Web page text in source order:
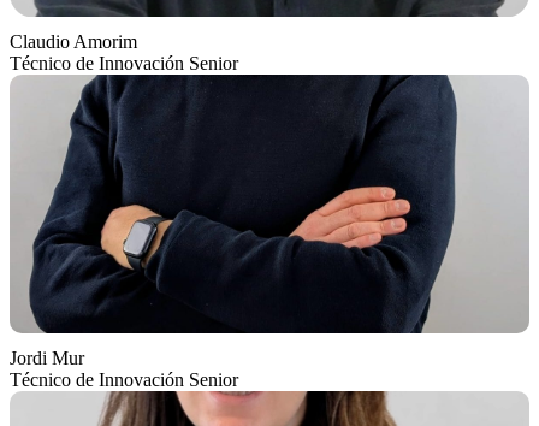
Claudio Amorim
Técnico de Innovación Senior
Jordi Mur
Técnico de Innovación Senior